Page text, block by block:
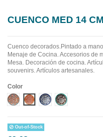
CUENCO MED 14
Cuenco decorados.Pintado a
Menaje de Cocina. Accesorios de
Mesa. Decoración de cocina.
souvenirs. Artículos artesanales.
Color
Diseño 1Diseño 2Diseño 3Diseño 4
Out-of-Stock